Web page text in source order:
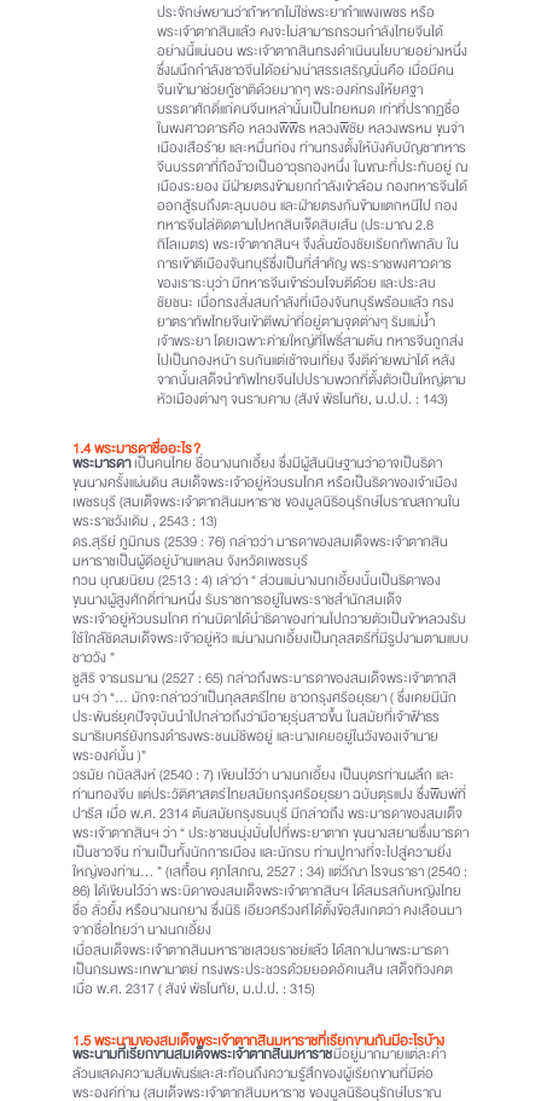
ประจักษ์พยานว่าถ้าหากไม่ใช่พระยากำแพงเพชร หรือ
พระเจ้าตากสินแล้ว คงจะไม่สามารถรวมกำลังไทยจีนได้
อย่างนี้แน่นอน พระเจ้าตากสินทรงดำเนินนโยบายอย่างหนึ่ง
ซึ่งผนึกกำลังชาวจีนได้อย่างน่าสรรเสริญนั่นคือ เมื่อมีคน
จีนเข้ามาช่วยกู้ชาติด้วยมากๆ พระองค์ทรงให้ยศฐา
บรรดาศักดิ์แก่คนจีนเหล่านั้นเป็นไทยหมด เท่าที่ปรากฏชื่อ
ในพงศาวดารคือ หลวงพิพิธ หลวงพิชัย หลวงพรหม ขุนจ่า
เมืองเสือร้าย และหมื่นท่อง ท่านทรงตั้งให้บังคับบัญชาทหาร
จีนบรรดาที่ถือง้าวเป็นอาวุธกองหนึ่ง ในขณะที่ประทับอยู่ ณ
เมืองระยอง มีฝ่ายตรงข้ามยกกำลังเข้าล้อม กองทหารจีนได้
ออกสู้รบถึงตะลุมบอน และฝ่ายตรงกันข้ามแตกหนีไป กอง
ทหารจีนไล่ติดตามไปหกสิบเจ็ดสิบเส้น (ประมาณ 2.8
กิโลเมตร) พระเจ้าตากสินฯ จึงลั่นฆ้องชัยเรียกทัพกลับ ใน
การเข้าตีเมืองจันทบุรีซึ่งเป็นที่สำคัญ พระราชพงศาวดาร
ของเราระบุว่า มีทหารจีนเข้าร่วมโจมตีด้วย และประสบ
ชัยชนะ เมื่อทรงสั่งสมกำลังที่เมืองจันทบุรีพร้อมแล้ว ทรง
ยาตราทัพไทยจีนเข้าตีพม่าที่อยู่ตามจุดต่างๆ ริมแม่น้ำ
เจ้าพระยา โดยเฉพาะค่ายใหญ่ที่โพธิ์สามต้น ทหารจีนถูกส่ง
ไปเป็นกองหน้า รบกันแต่เช้าจนเที่ยง จึงตีค่ายพม่าได้ หลัง
จากนั้นเสด็จนำทัพไทยจีนไปปราบพวกที่ตั้งตัวเป็นใหญ่ตาม
หัวเมืองต่างๆ จนราบคาบ (สังข์ พัธโนทัย, ม.ป.ป. : 143)
1.4 พระมารดาชื่ออะไร ?
พระมารดา เป็นคนไทย ชื่อนางนกเอี้ยง ซึ่งมีผู้สันนิษฐานว่าอาจเป็นธิดา
ขุนนางครั้งแผ่นดิน สมเด็จพระเจ้าอยู่หัวบรมโกศ หรือเป็นธิดาของเจ้าเมือง
เพชรบุรี (สมเด็จพระเจ้าตากสินมหาราช ของมูลนิธิอนุรักษ์โบราณสถานใน
พระราชวังเดิม , 2543 : 13)
ดร.สุรีย์ ภูมิภมร (2539 : 76) กล่าวว่า มารดาของสมเด็จพระเจ้าตากสิน
มหาราชเป็นผู้ดีอยู่บ้านแหลม จังหวัดเพชรบุรี
ทวน บุณยนิยม (2513 : 4) เล่าว่า “ ส่วนแม่นางนกเอี้ยงนั้นเป็นธิดาของ
ขุนนางผู้สูงศักดิ์ท่านหนึ่ง รับราชการอยู่ในพระราชสำนักสมเด็จ
พระเจ้าอยู่หัวบรมโกศ ท่านบิดาได้นำธิดาของท่านไปถวายตัวเป็นข้าหลวงรับ
ใช้ใกล้ชิดสมเด็จพระเจ้าอยู่หัว แม่นางนกเอี้ยงเป็นกุลสตรีที่มีรูปงามตามแบบ
ชาววัง ”
ชูสิริ จารมรมาน (2527 : 65) กล่าวถึงพระมารดาของสมเด็จพระเจ้าตากสิ
นฯ ว่า “… มักจะกล่าวว่าเป็นกุลสตรีไทย ชาวกรุงศรีอยุธยา ( ซึ่งเคยมีนัก
ประพันธ์ยุคปัจจุบันนำไปกล่าวถึงว่ามีอายุรุ่นสาวขึ้น ในสมัยที่เจ้าฟ้าธร
รมาธิเบศร์ยังทรงดำรงพระชนม์ชีพอยู่ และนางเคยอยู่ในวังของเจ้านาย
พระองค์นั้น )”
วรมัย กบิลสิงห์ (2540 : 7) เขียนไว้ว่า นางนกเอี้ยง เป็นบุตรท่านผลึก และ
ท่านทองจีบ แต่ประวัติศาสตร์ไทยสมัยกรุงศรีอยุธยา ฉบับตุรแปง ซึ่งพิมพ์ที่
ปารีส เมื่อ พ.ศ. 2314 ต้นสมัยกรุงธนบุรี มีกล่าวถึง พระมารดาของสมเด็จ
พระเจ้าตากสินฯ ว่า “ ประชาชนมุ่งมั่นไปที่พระยาตาก ขุนนางสยามซึ่งมารดา
เป็นชาวจีน ท่านเป็นทั้งนักการเมือง และนักรบ ท่านปูทางที่จะไปสู่ความยิ่ง
ใหญ่ของท่าน… ” (เสทื้อน ศุภโสภณ, 2527 : 34) แต่วีณา โรจนราธา (2540 :
86) ได้เขียนไว้ว่า พระบิดาของสมเด็จพระเจ้าตากสินฯ ได้สมรสกับหญิงไทย
ชื่อ ลั่วยั้ง หรือนางนกยาง ซึ่งนิธิ เอียวศรีวงศ์ได้ตั้งข้อสังเกตว่า คงเลือนมา
จากชื่อไทยว่า นางนกเอี้ยง
เมื่อสมเด็จพระเจ้าตากสินมหาราชเสวยราชย์แล้ว ได้สถาปนาพระมารดา
เป็นกรมพระเทพามาตย์ ทรงพระประชวรด้วยยอดอัคเนสัน เสด็จทิวงคต
เมื่อ พ.ศ. 2317 ( สังข์ พัธโนทัย, ม.ป.ป. : 315)
1.5 พระนามของสมเด็จพระเจ้าตากสินมหาราชที่เรียกขานกันมีอะไรบ้าง
พระนามที่เรียกขานสมเด็จพระเจ้าตากสินมหาราช มีอยู่มากมายแต่ละคำ
ล้วนแสดงความสัมพันธ์และสะท้อนถึงความรู้สึกของผู้เรียกขานที่มีต่อ
พระองค์ท่าน (สมเด็จพระเจ้าตากสินมหาราช ของมูลนิธิอนุรักษ์โบราณ